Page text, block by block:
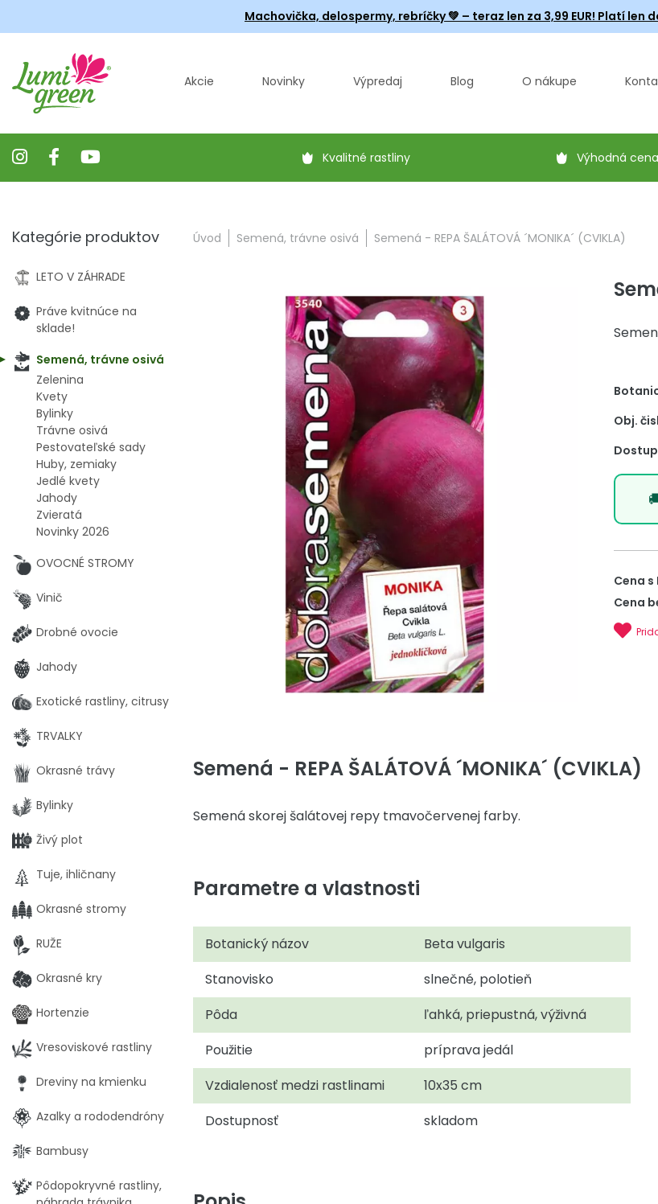
Machovička, delospermy, rebríčky💚 – teraz len za 3,99 EUR! Platí len
Akcie Novinky Výpredaj Blog O nákupe
Kvalitné rastliny Výhodná
Úvod Semená, trávne osivá Semená - REPA ŠALÁTOVÁ ´MONIKA´ (CVIKLA)
Obj.
Cena s
Cena
Semená - REPA ŠALÁTOVÁ ´MONIKA´ (CVIKLA)
Semená skorej šalátovej repy tmavočervenej farby.
Parametre a vlastnosti
Botanický názov
Beta vulgaris
Stanovisko
slnečné, polotieň
Pôda
ľahká, priepustná, výživná
Použitie
príprava jedál
Vzdialenosť medzi rastlinami
10x35 cm
Dostupnosť
skladom
Kategórie produktov
LETO V ZÁHRADE
Práve kvitnúce na
sklade!
Semená, trávne osivá
Zelenina
Kvety
Bylinky
Trávne osivá
Pestovateľské sady
Huby, zemiaky
Jedlé kvety
Jahody
Zvieratá
Novinky 2026
OVOCNÉ STROMY
Vinič
Drobné ovocie
Jahody
Exotické rastliny, citrusy
TRVALKY
Okrasné trávy
Bylinky
Živý plot
Tuje, ihličnany
Okrasné stromy
RUŽE
Okrasné kry
Hortenzie
Vresoviskové rastliny
Dreviny na kmienku
Azalky a rododendróny
Bambusy
Pôdopokryvné rastliny,